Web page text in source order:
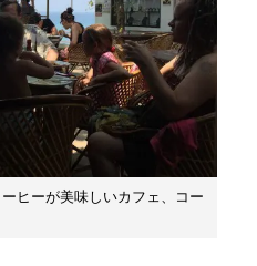
ヒーが美味しいカフェ、コー